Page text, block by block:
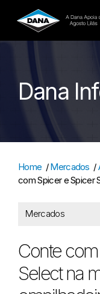
Dana
Home /Mercados /
com Spicer e Spicer
Mercados
Conte
Select na